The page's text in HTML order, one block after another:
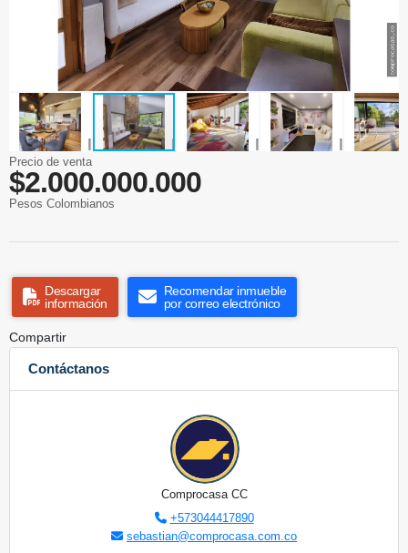
Precio de venta
$2.000.000.000
Pesos Colombianos
Descargar
información
Recomendar inmueble
por correo electrónico
Compartir
Contáctanos
Comprocasa CC
+573044417890
sebastian@comprocasa.com.co